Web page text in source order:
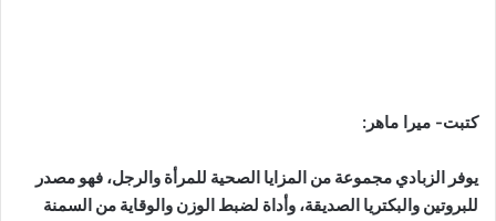
كتبت- ميرا ماهر:
يوفر الزبادي مجموعة من المزايا الصحية للمرأة والرجل، فهو مصدر
للبروتين والبكتريا الصديقة، وأداة لضبط الوزن والوقاية من السمنة